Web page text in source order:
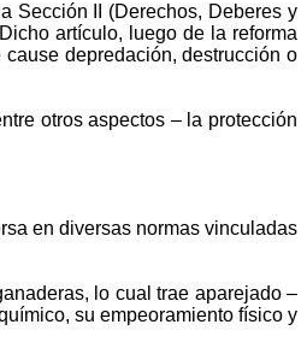
Sección II (Derechos, Deberes y
artículo, luego de la reforma
depredación, destrucción o
otros aspectos – la protección
en diversas normas vinculadas
lo cual trae aparejado –
su empeoramiento físico y